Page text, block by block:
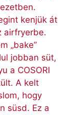
kenjük át
airfryerbe.
„bake”
jobban süt,
a COSORI
A kelt
hogy
süsd. Ez a